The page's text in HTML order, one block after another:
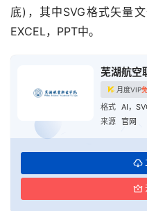
底)，其中SVG格式矢量文
EXCEL，PPT中。
芜湖航空
月度VIP
格式 AI，
来源 官网